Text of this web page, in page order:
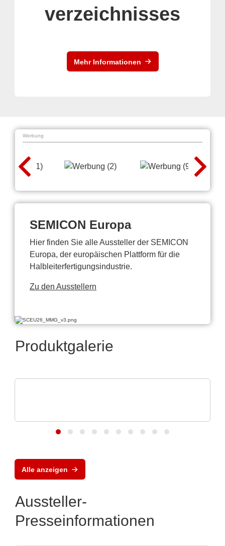
verzeichnisses
Mehr Informationen
Werbung
SEMICON Europa
Hier finden Sie alle Aussteller der SEMICON
Europa, der europäischen Plattform für die
Halbleiterfertigungsindustrie.
Zu den Ausstellern
Produktgalerie
Alle anzeigen
Aussteller-
Presseinformationen